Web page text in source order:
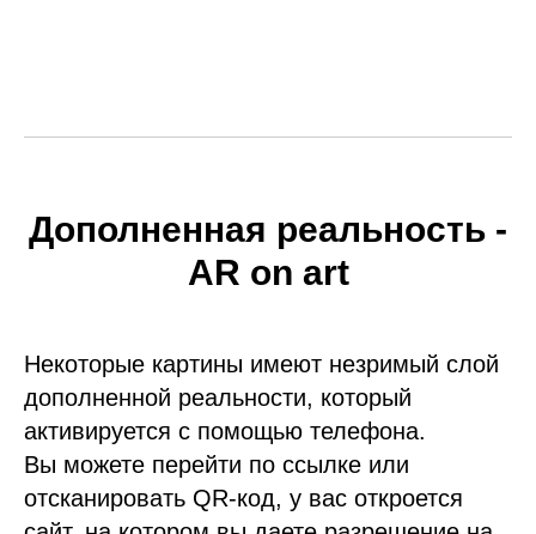
Дополненная реальность -
AR on art
Некоторые картины имеют незримый слой
дополненной реальности, который
активируется с помощью телефона.
Вы можете перейти по ссылке или
отсканировать QR-код, у вас откроется